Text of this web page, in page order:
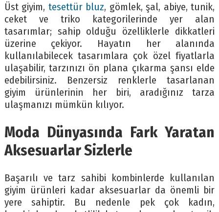
Üst giyim, tesettür bluz, gömlek, şal, abiye, tunik,
ceket ve triko kategorilerinde yer alan
tasarımlar; sahip olduğu özelliklerle dikkatleri
üzerine çekiyor. Hayatın her alanında
kullanılabilecek tasarımlara çok özel fiyatlarla
ulaşabilir, tarzınızı ön plana çıkarma şansı elde
edebilirsiniz. Benzersiz renklerle tasarlanan
giyim ürünlerinin her biri, aradığınız tarza
ulaşmanızı mümkün kılıyor.
Moda Dünyasında Fark Yaratan
Aksesuarlar Sizlerle
Başarılı ve tarz sahibi kombinlerde kullanılan
giyim ürünleri kadar aksesuarlar da önemli bir
yere sahiptir. Bu nedenle pek çok kadın,